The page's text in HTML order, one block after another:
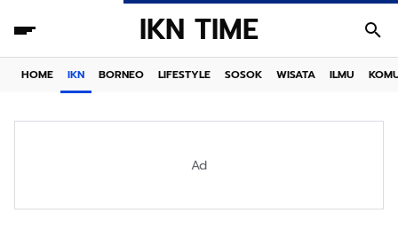
IKN TIME
HOME IKN BORNEO LIFESTYLE SOSOK WISATA ILMU
Ad